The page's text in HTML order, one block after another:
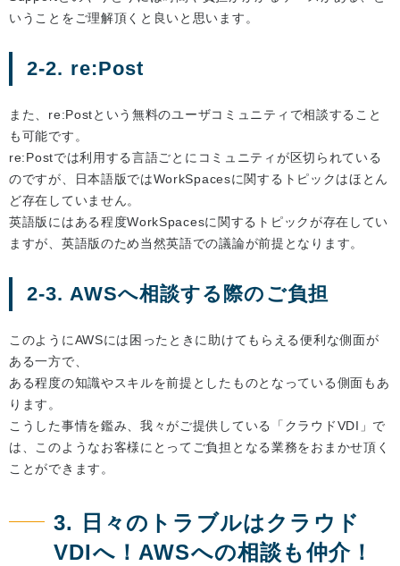
いうことをご理解頂くと良いと思います。
2-2. re:Post
また、re:Postという無料のユーザコミュニティで相談すること
も可能です。
re:Postでは利用する言語ごとにコミュニティが区切られている
のですが、日本語版ではWorkSpacesに関するトピックはほとん
ど存在していません。
英語版にはある程度WorkSpacesに関するトピックが存在してい
ますが、英語版のため当然英語での議論が前提となります。
2-3. AWSへ相談する際のご負担
このようにAWSには困ったときに助けてもらえる便利な側面が
ある一方で、
ある程度の知識やスキルを前提としたものとなっている側面もあ
ります。
こうした事情を鑑み、我々がご提供している「クラウドVDI」で
は、このようなお客様にとってご負担となる業務をおまかせ頂く
ことができます。
3. 日々のトラブルはクラウド
VDIへ！AWSへの相談も仲介！